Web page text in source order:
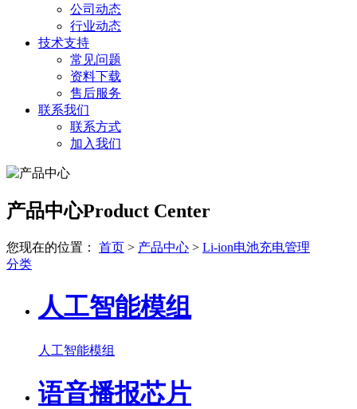
公司动态
行业动态
技术支持
常见问题
资料下载
售后服务
联系我们
联系方式
加入我们
产品中心Product Center
您现在的位置： 首页 > 产品中心 > Li-ion电池充电管理
分类
人工智能模组
人工智能模组
语音播报芯片